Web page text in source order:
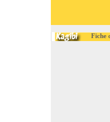
Fiche du